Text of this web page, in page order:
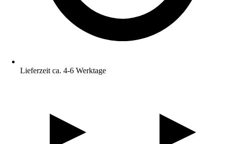
Lieferzeit ca. 4-6 Werktage